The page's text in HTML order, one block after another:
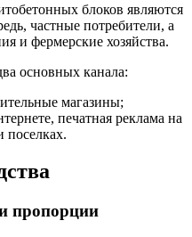
блоков являются
частные потребители, а
и фермерские хозяйства.
основных канала:
магазины;
печатная реклама на
поселках.
пропорции